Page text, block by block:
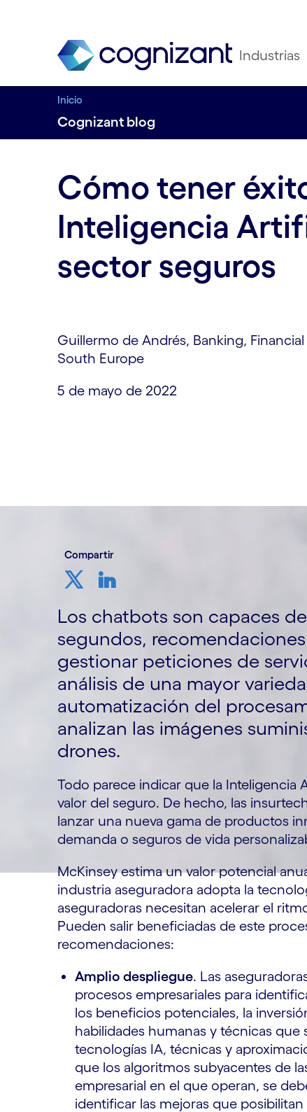
Industrias
Inicio
Cognizant blog
Cómo tener
Inteligencia
sector seguros
Guillermo de Andrés, Banking,
South Europe
5 de mayo de 2022
Compartir
Los chatbots son capaces
segundos,
gestionar peticiones de
análisis de una mayor
automatización del
analizan las imágenes
drones.
Todo parece indicar que la Inteligencia
valor del seguro. De hecho, las
lanzar una nueva gama de productos
demanda o seguros de vida
McKinsey estima un valor potencial
industria aseguradora adopta la
aseguradoras necesitan acelerar el
Pueden salir beneficiadas de este
recomendaciones:
Amplio despliegue. Las
procesos empresariales para
los beneficios potenciales, la
habilidades humanas y técnicas que
tecnologías IA, técnicas y
que los algoritmos subyacentes de
empresarial en el que operan, se
identificar las mejoras que